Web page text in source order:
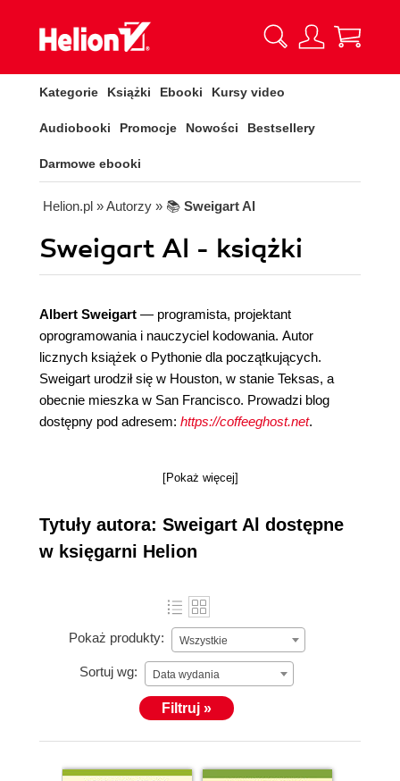
Kategorie Książki Ebooki Kursy video
Audiobooki Promocje Nowości Bestsellery
Darmowe ebooki
Helion.pl » Autorzy » 📚 Sweigart Al
Sweigart Al - książki
Albert Sweigart — programista, projektant
oprogramowania i nauczyciel kodowania. Autor
licznych książek o Pythonie dla początkujących.
Sweigart urodził się w Houston, w stanie Teksas, a
obecnie mieszka w San Francisco. Prowadzi blog
dostępny pod adresem: https://coffeeghost.net.
[Pokaż więcej]
Tytuły autora: Sweigart Al dostępne
w księgarni Helion
Pokaż produkty: Wszystkie
Sortuj wg: Data wydania
Filtruj »